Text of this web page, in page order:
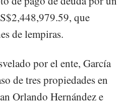
que
de lempiras.
por el ente, García
de tres propiedades en
Orlando Hernández e